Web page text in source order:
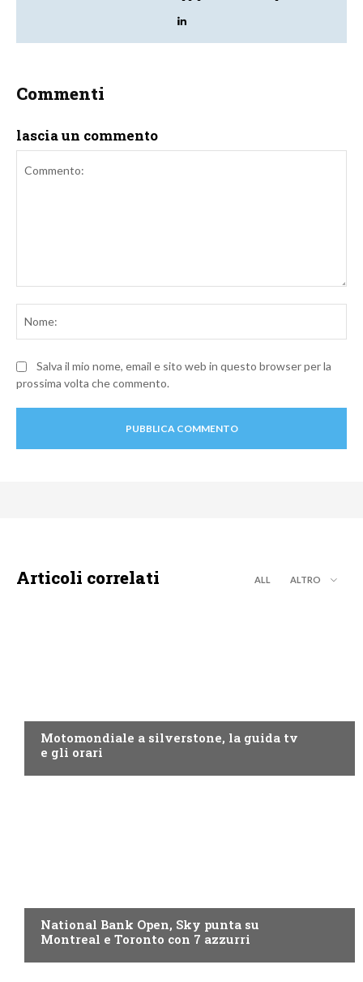
Commenti
lascia un commento
Salva il mio nome, email e sito web in questo browser per la
prossima volta che commento.
Articoli correlati ALL ALTRO
Motomondiale a silverstone, la guida tv
e gli orari
National Bank Open, Sky punta su
Montreal e Toronto con 7 azzurri